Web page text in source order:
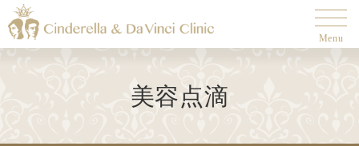
Menu
美容点滴